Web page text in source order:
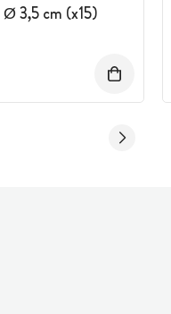
Ø 3,5 cm (x15)